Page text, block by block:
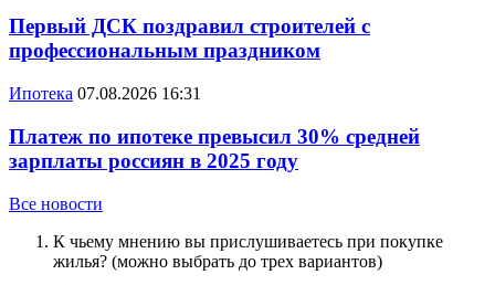
Первый ДСК поздравил строителей с
профессиональным праздником
Ипотека 07.08.2026 16:31
Платеж по ипотеке превысил 30% средней
зарплаты россиян в 2025 году
Все новости
К чьему мнению вы прислушиваетесь при покупке
жилья? (можно выбрать до трех вариантов)